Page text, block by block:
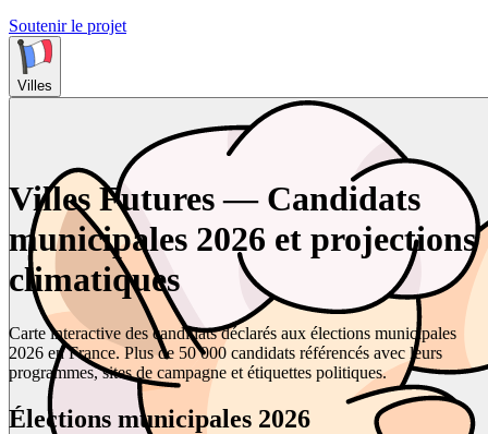
Soutenir le projet
Villes
Villes Futures — Candidats
municipales 2026 et projections
climatiques
Carte interactive des candidats déclarés aux élections municipales
2026 en France. Plus de 50 000 candidats référencés avec leurs
programmes, sites de campagne et étiquettes politiques.
Élections municipales 2026